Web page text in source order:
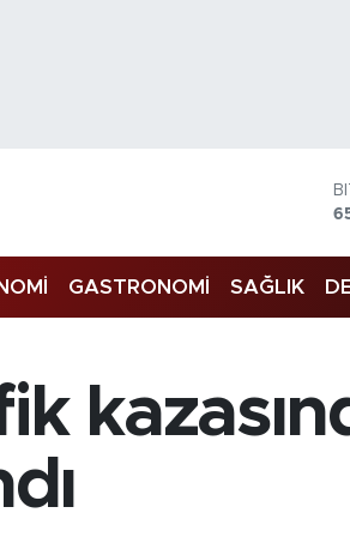
GASTRONOMİ SAĞLIK